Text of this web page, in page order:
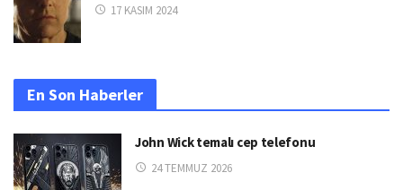
17 KASIM 2024
En Son Haberler
John Wick temalı cep telefonu
24 TEMMUZ 2026